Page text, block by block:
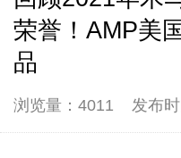
荣誉！AMP美
品
浏览量：4011 发布